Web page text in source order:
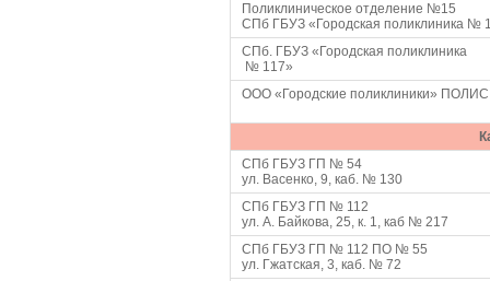
Поликлиническое отделение №15
СПб ГБУЗ «Городская поликлиника №
СПб. ГБУЗ «Городская поликлиника
№ 117»
ООО «Городские поликлиники» ПОЛИС
СПб ГБУЗ ГП № 54
ул. Васенко, 9, каб. № 130
СПб ГБУЗ ГП № 112
ул. А. Байкова, 25, к. 1, каб № 217
СПб ГБУЗ ГП № 112 ПО № 55
ул. Гжатская, 3, каб. № 72